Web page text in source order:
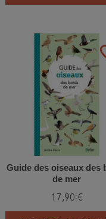
Guide des oiseaux des
de mer
17,90 €